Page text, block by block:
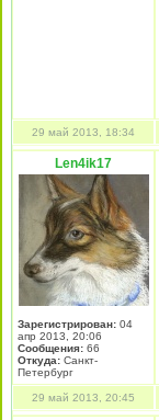
29 май 2013, 18:34
Len4ik17
Зарегистрирован: 04
апр 2013, 20:06
Сообщения: 66
Откуда: Санкт-
Петербург
29 май 2013, 20:45